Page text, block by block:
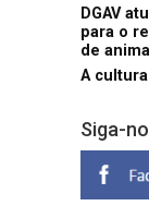
DGAV
para o
de
A
Siga-